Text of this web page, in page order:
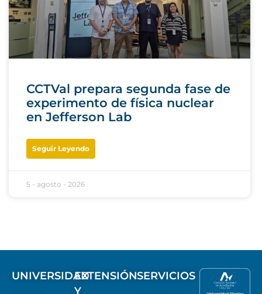
CCTVal prepara segunda fase de
experimento de física nuclear
en Jefferson Lab
Seguir Leyendo
5 - agosto - 2026
UNIVERSIDADEXTENSIÓN
Y
SERVICIOS